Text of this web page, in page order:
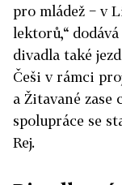
pro mládež − v
lektorů,“
divadla také
Češi v rámci
a Žitavané
spolupráce se
Rej.